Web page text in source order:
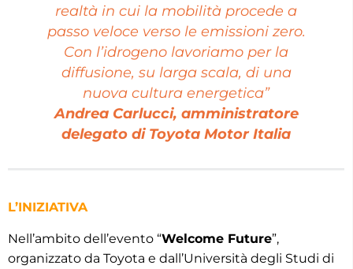
realtà in cui la mobilità procede a
passo veloce verso le emissioni zero.
Con l’idrogeno lavoriamo per la
diffusione, su larga scala, di una
nuova cultura energetica”
Andrea Carlucci, amministratore
delegato di Toyota Motor Italia
L’INIZIATIVA
Nell’ambito dell’evento “Welcome Future”,
organizzato da Toyota e dall’Università degli Studi di